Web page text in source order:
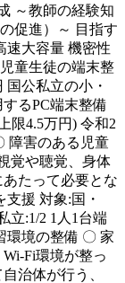
～教師の経験知
促進）～ 目指す
速大容量 機密性
童生徒の端末整
国公私立の小・
るPC端末整備
限4.5万円) 令和2
障害のある児童
覚や聴覚、身体
たって必要とな
援 対象:国・
立:1/2 1人1台端
環境の整備 〇 家
Fi環境が整っ
治体が行う、